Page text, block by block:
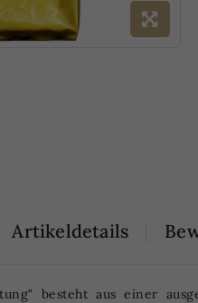
Artikeldetails
besteht aus einer